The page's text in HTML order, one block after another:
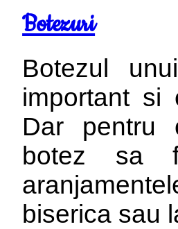
Botezuri
Botezul
important si
Dar pentru
botez sa
biserica sau